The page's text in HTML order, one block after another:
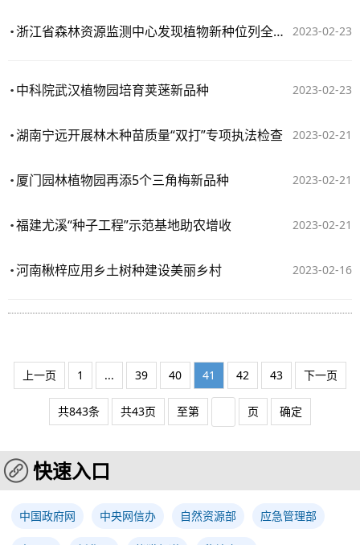
2023-02-23
浙江省森林资源监测中心发现植物新种位列全国前茅
2023-02-23
中科院武汉植物园培育荚蒾新品种
2023-02-21
湖南宁远开展林木种苗质量“双打”专项执法检查
2023-02-21
厦门园林植物园再添5个三角梅新品种
2023-02-21
福建尤溪“种子工程”示范基地助农增收
2023-02-16
河南楸梓应用乡土树种建设美丽乡村
上一页 1 ... 39 40 41 42 43 下一页
共843条 共43页 至第 页 确定
快速入口
中国政府网 中央网信办 自然资源部 应急管理部